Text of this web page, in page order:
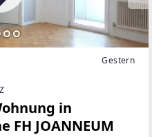
Gestern
in
JOANNEUM